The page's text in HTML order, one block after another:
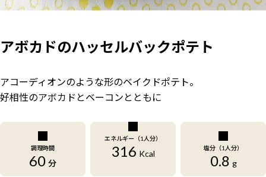
アボカドのハッセルバックポテト
アコーディオンのような形のベイクドポテト。
好相性のアボカドとベーコンとともに
調理時間
60 分
エネルギー（1人分）
316 Kcal
塩分（1人分）
0.8 g